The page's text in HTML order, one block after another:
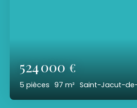
524 000€
5 pièces 97 m² Saint-Jacut-